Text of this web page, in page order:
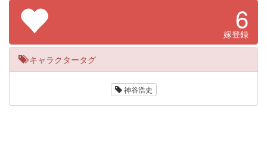
6
嫁登録
キャラクタータグ
神谷浩史